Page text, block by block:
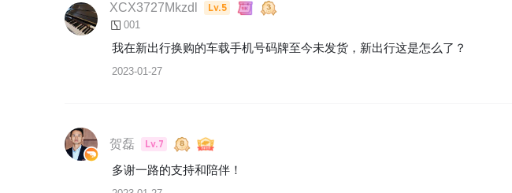
XCX3727Mkzdl Lv.5
001
我在新出行换购的车载手机号码牌至今未发货，新出行这是怎么了？
2023-01-27
贺磊
Lv.7
多谢一路的支持和陪伴！